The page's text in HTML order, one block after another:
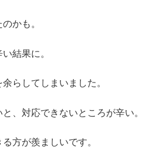
かも。
結果に。
らしてしまいました。
、対応できないところが辛い。
方が羨ましいです。